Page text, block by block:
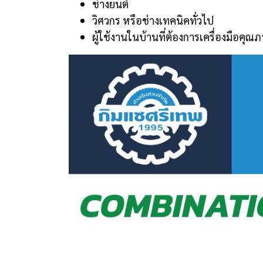
ช่างยนต์
วิศวกร หรือช่างเทคนิคทั่วไป
ผู้ใช้งานในบ้านที่ต้องการเครื่องมือคุณ